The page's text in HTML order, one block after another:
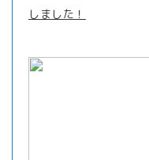
しました！